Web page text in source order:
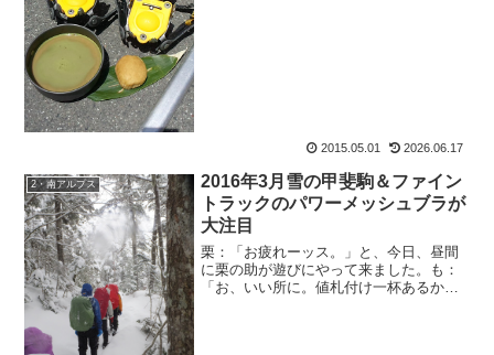
2015.05.01 2026.06.17
2・南アルプス
2016年3月雪の甲斐駒＆ファイン
トラックのパワーメッシュブラが
大注目
栗：「お疲れーッス。」と、今日、昼間
に栗の助が遊びにやって来ました。も：
「お、いい所に。値札付け一杯あるから